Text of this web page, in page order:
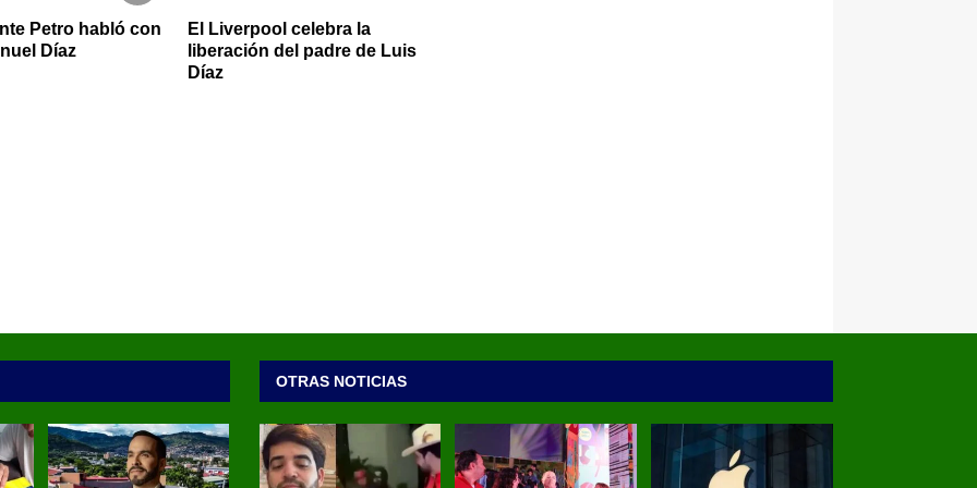
Petro habló con
Díaz
El Liverpool celebra la
liberación del padre de Luis
Díaz
OTRAS NOTICIAS